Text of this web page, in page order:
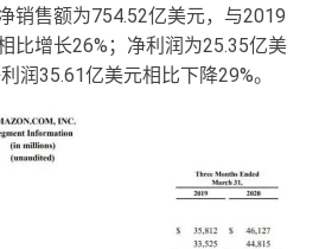
销售额为754.52亿美元，与2019
比增长26%；净利润为25.35亿美
润35.61亿美元相比下降29%。